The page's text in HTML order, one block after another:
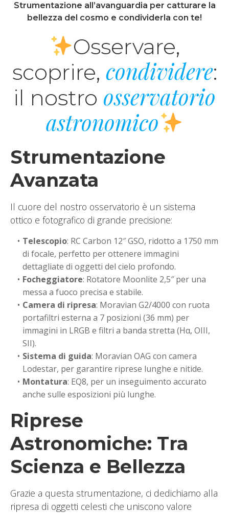
Strumentazione all’avanguardia per catturare la
bellezza del cosmo e condividerla con te!
Osservare,
scoprire, condividere:
il nostro osservatorio
astronomico
Strumentazione
Avanzata
Il cuore del nostro osservatorio è un sistema
ottico e fotografico di grande precisione:
Telescopio: RC Carbon 12″ GSO, ridotto a 1750 mm
di focale, perfetto per ottenere immagini
dettagliate di oggetti del cielo profondo.
Focheggiatore: Rotatore Moonlite 2,5″ per una
messa a fuoco precisa e stabile.
Camera di ripresa: Moravian G2/4000 con ruota
portafiltri esterna a 7 posizioni (36 mm) per
immagini in LRGB e filtri a banda stretta (Hα, OIII,
SII).
Sistema di guida: Moravian OAG con camera
Lodestar, per garantire riprese lunghe e nitide.
Montatura: EQ8, per un inseguimento accurato
anche sulle esposizioni più lunghe.
Riprese
Astronomiche: Tra
Scienza e Bellezza
Grazie a questa strumentazione, ci dedichiamo alla
ripresa di oggetti celesti che uniscono valore